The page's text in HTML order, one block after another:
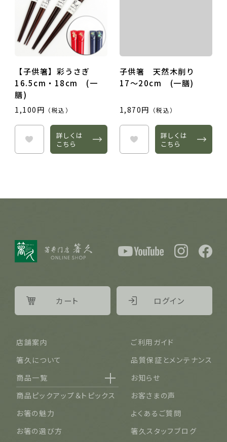
【子供箸】彩うさぎ
16.5cm・18cm (一
膳)
1,100円 （税込）
詳しくは
こちら
子供箸 天然木削り
17～20cm (一膳)
1,870円 （税込）
詳しくは
こちら
店舗案内
ご利用ガイド
箸久について
品質保証とメンテナンス
商品一覧
名入れ可能なお箸
結婚祝い・結婚記念日
長寿祝い・賀寿（還暦・古希・米寿など）
お知らせ
商品ピックアップ＆トピックス
お客さまの声
お箸の魅力
よくあるご質問
お箸の選び方
箸久スタッフブログ
カート ログイン